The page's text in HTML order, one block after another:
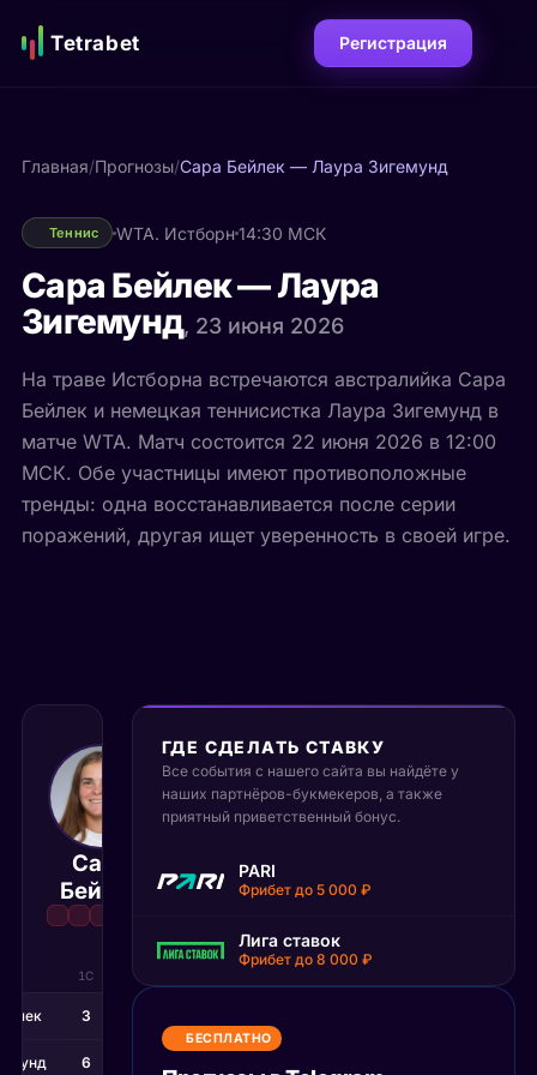
Tetrabet Регистрация
Главная/Прогнозы/Сара Бейлек — Лаура Зигемунд
Теннис WTA. Истборн 14:30 МСК
Сара Бейлек — Лаура
Зигемунд, 23 июня 2026
На траве Истборна встречаются австралийка Сара
Бейлек и немецкая теннисистка Лаура Зигемунд в
матче WTA. Матч состоится 22 июня 2026 в 12:00
МСК. Обе участницы имеют противоположные
тренды: одна восстанавливается после серии
поражений, другая ищет уверенность в своей игре.
Сара
Бейлек
23 июня 2026
14:30 МСК
2:1
Матч завершён
1С 2С
3
6
ГДЕ СДЕЛАТЬ СТАВКУ
Все события с нашего сайта вы найдёте у
наших партнёров-букмекеров, а также
приятный приветственный бонус.
PARI
Фрибет до 5 000 ₽
Лига ставок
Фрибет до 8 000 ₽
БЕСПЛАТНО